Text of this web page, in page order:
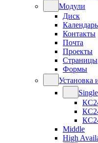
Модули
Диск
Календарь
Контакты
Почта
Проекты
Страницы
Формы
Установка
Single
Middle
High